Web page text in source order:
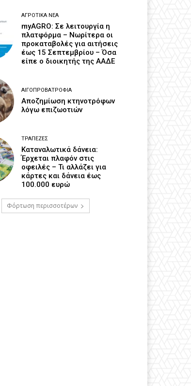
ΑΓΡΟΤΙΚΆ ΝΈΑ
myAGRO: Σε λειτουργία η
πλατφόρμα – Νωρίτερα οι
προκαταβολές για αιτήσεις
έως 15 Σεπτεμβρίου – Όσα
είπε ο διοικητής της ΑΑΔΕ
ΑΙΓΟΠΡΟΒΑΤΡΟΦΊΑ
Αποζημίωση κτηνοτρόφων
λόγω επιζωοτιών
ΤΡΆΠΕΖΕΣ
Καταναλωτικά δάνεια:
Έρχεται πλαφόν στις
οφειλές – Τι αλλάζει για
κάρτες και δάνεια έως
100.000 ευρώ
Φόρτωση περισσοτέρων